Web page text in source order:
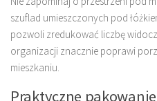
szuflad umieszczonych pod
pozwoli zredukować liczbę
organizacji znacznie poprawi
mieszkaniu.
Praktyczne